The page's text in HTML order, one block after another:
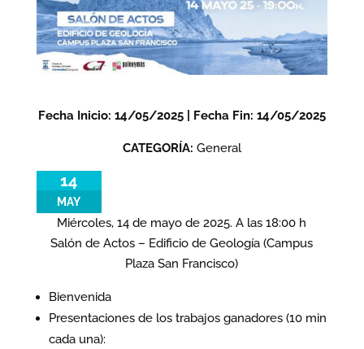
Fecha Inicio: 14/05/2025 | Fecha Fin: 14/05/2025
CATEGORÍA: General
14
MAY
Miércoles, 14 de mayo de 2025. A las 18:00 h
Salón de Actos – Edificio de Geología (Campus
Plaza San Francisco)
Bienvenida
Presentaciones de los trabajos ganadores (10 min
cada una):